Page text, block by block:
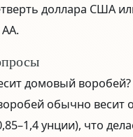
доллара США
АА.
домовый воробей?
обычно весит
унции), что